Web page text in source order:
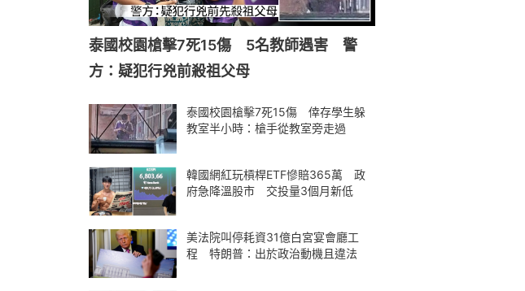
泰國校園槍擊7死15傷 5名教師遇害 警
方：疑犯行兇前殺祖父母
泰國校園槍擊7死15傷 倖存學生躲
教室半小時：槍手從教室旁走過
韓國網紅玩槓桿ETF慘賠365萬 政
府急降溫股市 交投量3個月新低
美法院叫停耗資31億白宮宴會廳工
程 特朗普：出於政治動機且違法